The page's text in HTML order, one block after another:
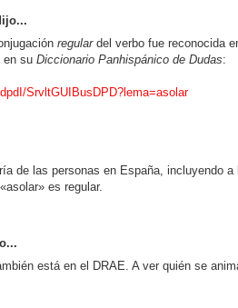
regulardel verbo fue reconocida
en su Diccionario Panhispánico de Dudas:
SrvltGUIBusDPD?lema=asolar
de las personas en España, incluyendo
es regular.
está en el DRAE. A ver quién se